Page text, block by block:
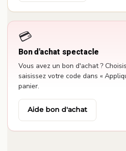
💳
Bon d'achat spectacle
Vous avez un bon d'achat ?
saisissez votre code dans «
panier.
Aide bon d'achat